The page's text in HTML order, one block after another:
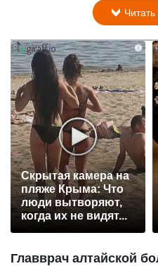
i
Скрытая камера на
пляже Крыма: Что
люди вытворяют,
когда их не видят...
Главврач алтайской